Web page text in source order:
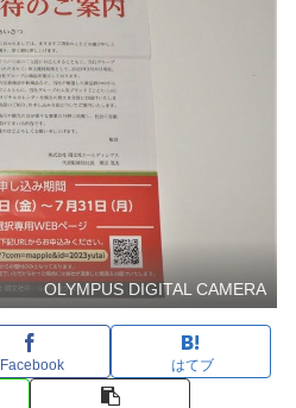
OLYMPUS DIGITAL CAMERA
Facebook はてブ